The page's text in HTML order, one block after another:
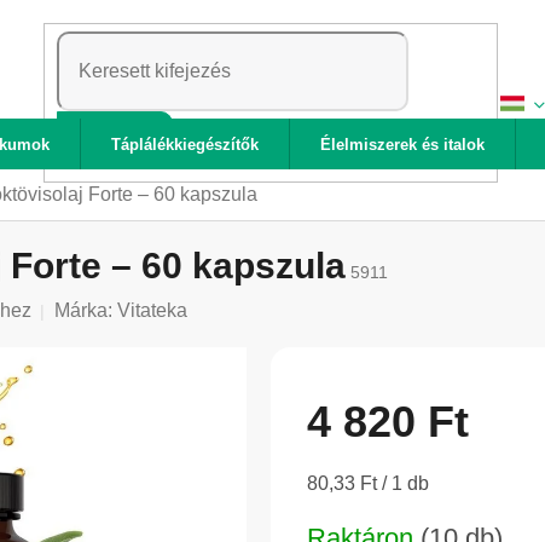
KERESÉS
Táplálékkiegészítők Élelmiszerek és italok
Forte – 60 kapszula
– 60 kapszula 5911
Márka: Vitateka
4 820 Ft
Egységár:
80,33 Ft / 1 db